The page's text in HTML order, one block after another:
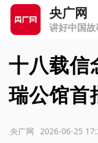
央广网
讲好中国
十八载信
瑞公馆首
2026-06-25
央广网